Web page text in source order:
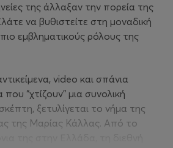
της άλλαξαν την πορεία της
να βυθιστείτε στη μοναδική
εμβληματικούς ρόλους της
video και σπάνια
“χτίζουν” μια συνολική
ξετυλίγεται το νήμα της
της Μαρίας Κάλλας. Από το